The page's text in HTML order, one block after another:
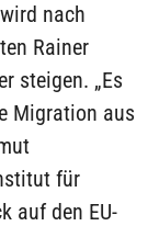
nach
Rainer
steigen. „Es
Migration aus
für
auf den EU-